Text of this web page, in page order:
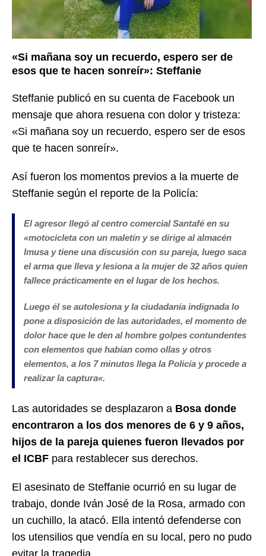
«Si mañana soy un recuerdo, espero ser de
esos que te hacen sonreír»: Steffanie
Steffanie publicó en su cuenta de Facebook un
mensaje que ahora resuena con dolor y tristeza:
«Si mañana soy un recuerdo, espero ser de esos
que te hacen sonreír».
Así fueron los momentos previos a la muerte de
Steffanie según el reporte de la Policía:
El agresor llegó al centro comercial Santafé en su
«motocicleta con un maletín y se dirige al almacén
Imusa y tiene una discusión con su pareja, luego saca
el arma que lleva y lesiona a la mujer de 32 años quien
fallece prácticamente en el lugar de los hechos.
Luego él se autolesiona y la ciudadanía indignada lo
pone a disposición de las autoridades, el momento de
dolor hace que le den al hombre golpes contundentes
con elementos que habían como ollas y otros
elementos, a los 7 minutos llega la Policía y procede a
realizar la captura«.
Las autoridades se desplazaron a Bosa donde
encontraron a los dos menores de 6 y 9 años,
hijos de la pareja quienes fueron llevados por
el ICBF para restablecer sus derechos.
El asesinato de Steffanie ocurrió en su lugar de
trabajo, donde Iván José de la Rosa, armado con
un cuchillo, la atacó. Ella intentó defenderse con
los utensilios que vendía en su local, pero no pudo
evitar la tragedia.